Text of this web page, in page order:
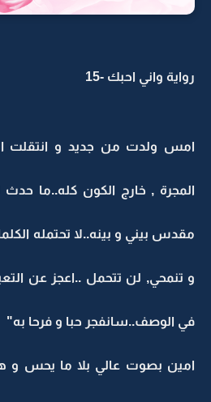
رواية واني احبك -15
امس ولدت من جديد و انتقلت
المجرة , خارج الكون كله..ما
مقدس بيني و بينه..لا تحتمله
و تنمحي, لن تتحمل ..اعجز عن
في الوصف..سانفجر حبا و فرحا به"
امين بصوت عالي بلا ما يحس و هو